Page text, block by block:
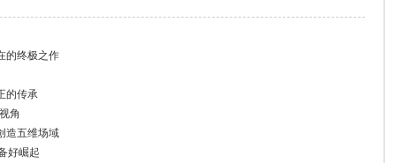
的终极之作
的传承
角
造五维场域
好崛起